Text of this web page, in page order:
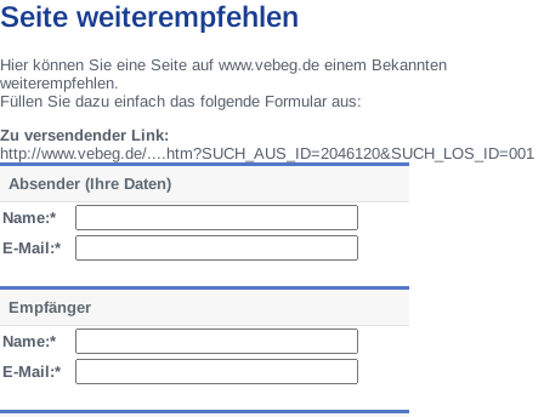
Seite weiterempfehlen
Hier können Sie eine Seite auf www.vebeg.de einem Bekannten
weiterempfehlen.
Füllen Sie dazu einfach das folgende Formular aus:
Zu versendender Link:
http://www.vebeg.de/....htm?SUCH_AUS_ID=2046120&SUCH_LOS_ID=001
Absender (Ihre Daten)
Name:*
E-Mail:*
Empfänger
Name:*
E-Mail:*